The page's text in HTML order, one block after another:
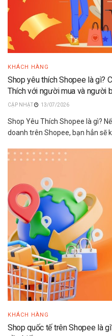
KHÁCH HÀNG
Shop yêu thích Shopee là gì?
Thích với người mua và người
13/07/2026
Shop Yêu Thích Shopee là gì?
doanh trên Shopee, bạn hẳn sẽ
KHÁCH HÀNG
Shop quốc tế trên Shopee là